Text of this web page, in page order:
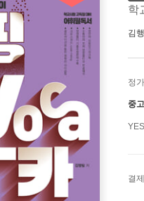
학
김
정가
중
결